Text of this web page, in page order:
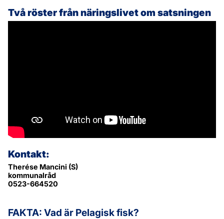
Två röster från näringslivet om satsningen
Kontakt:
Therése Mancini (S)
kommunalråd
0523-664520
FAKTA: Vad är Pelagisk fisk?